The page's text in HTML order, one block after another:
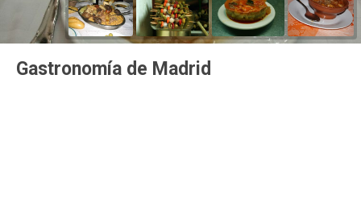
Gastronomía de Madrid